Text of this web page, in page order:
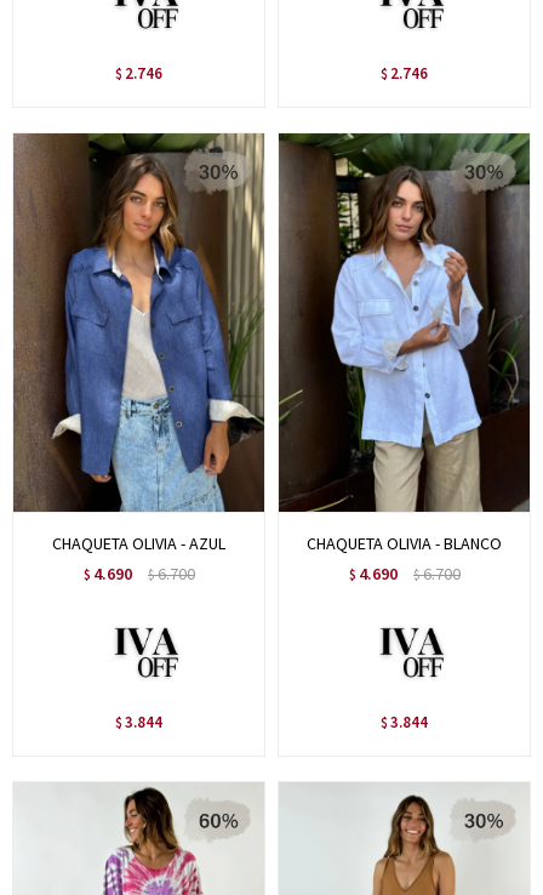
$ 2.746 $ 2.746
CHAQUETA OLIVIA - AZUL
$ 4.690 $6.700
$ 3.844
CHAQUETA OLIVIA - BLANCO
$ 4.690 $6.700
$ 3.844